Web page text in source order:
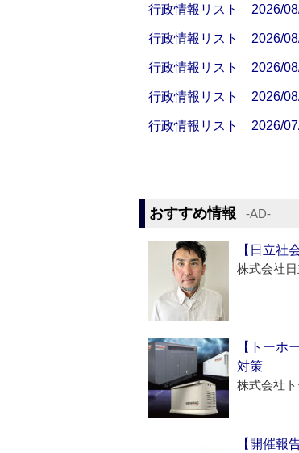
行政情報リスト 2026/
行政情報リスト 2026/
行政情報リスト 2026/
行政情報リスト 2026/
行政情報リスト 2026/
おすすめ情報 ‐AD‐
【日立社
株式会社
【トーホ
対策
株式会社
【開催報